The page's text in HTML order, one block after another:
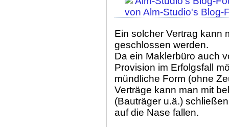
Ein solcher Vertrag kann
geschlossen werden.
Da ein Maklerbüro auch
Provision im Erfolgsfall
mündliche Form (ohne
Verträge kann man mit
(Bauträger u.ä.)
auf die Nase fallen.